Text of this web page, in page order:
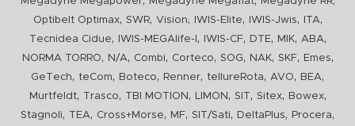
Optibelt Optimax, SWR, Vision, IWIS-Elite, IWIS-Jwis, ITA,
Tecnidea Cidue, IWIS-MEGAlife-I , IWIS-CF, DTE, MIK, ABA,
NORMA TORRO, N/A, Combi, Corteco, SOG, NAK, SKF, Emes,
GeTech, teCom, Boteco, Renner, tellureRota, AVO, BEA,
Murtfeldt, Trasco, TBI MOTION , LIMON , SIT, Sitex, Bowex,
Stagnoli, TEA, Cross+Morse, MF, SIT/Sati, DeltaPlus, Procera,